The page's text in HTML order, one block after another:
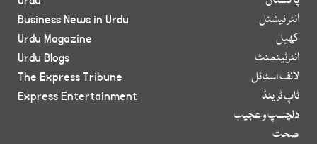
انٹر نیشنل
کھیل
انٹرٹینمنٹ
لائف اسٹائل
ٹاپ ٹرینڈ
دلچسپ و عجیب
صحت
Business News in Urdu
Urdu Magazine
Urdu Blogs
The Express Tribune
Express Entertainment